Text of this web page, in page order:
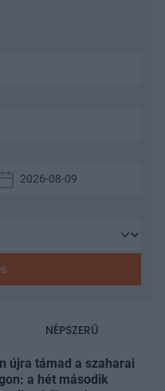
NÉPSZERŰ
újra támad a szaharai
a hét második